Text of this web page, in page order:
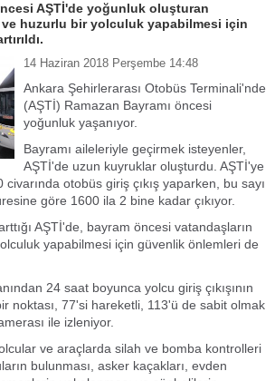
AŞTİ'de yoğunluk oluşturan
ve huzurlu bir yolculuk yapabilmesi için
14 Haziran 2018 Perşembe 14:48
Ankara Şehirlerarası Otobüs Terminali'nde
(AŞTİ) Ramazan Bayramı öncesi
yoğunluk yaşanıyor.
Bayramı aileleriyle geçirmek isteyenler,
AŞTİ'de uzun kuyruklar oluşturdu. AŞTİ'ye
otobüs giriş çıkış yaparken, bu sayı
göre 1600 ila 2 bine kadar çıkıyor.
AŞTİ'de, bayram öncesi vatandaşların
yapabilmesi için güvenlik önlemleri de
24 saat boyunca yolcu giriş çıkışının
noktası, 77'si hareketli, 113'ü de sabit olmak
ile izleniyor.
ve araçlarda silah ve bomba kontrolleri
bulunması, asker kaçakları, evden